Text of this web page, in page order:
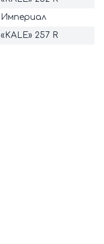
Империал
«KALE» 257 R